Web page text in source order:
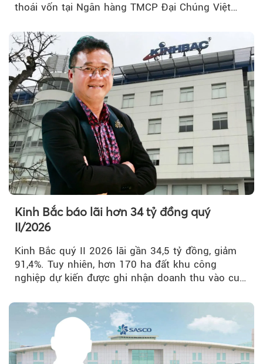
thoái vốn tại Ngân hàng TMCP Đại Chúng Việt
Kinh Bắc báo lãi hơn 34 tỷ đồng quý
II/2026
Kinh Bắc quý II 2026 lãi gần 34,5 tỷ đồng, giảm
91,4%. Tuy nhiên, hơn 170 ha đất khu công
nghiệp dự kiến được ghi nhận doanh thu vào cuối